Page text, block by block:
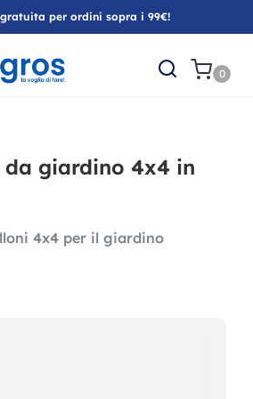
per ordini sopra i 99€!
0
da giardino 4x4 in
4x4 per il giardino